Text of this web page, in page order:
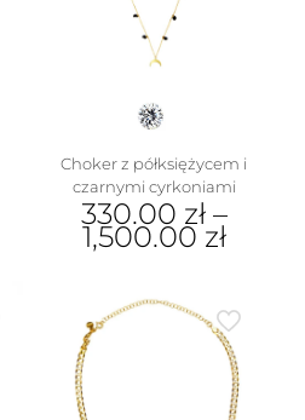
wybrać
na
stronie
Choker z półksiężycem i
czarnymi cyrkoniami
330.00 zł–
1,500.00 zł
ma
wariantów.